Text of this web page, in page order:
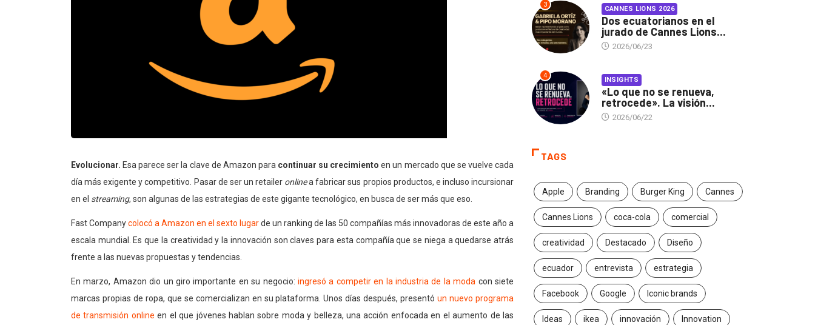
Evolucionar. Esa parece ser la clave de Amazon para continuar su crecimientoen un mercado que se vuelve cada
día más exigente y competitivo. Pasar de ser un retailer onlinea fabricar sus propios productos, e incluso incursionar
en el streaming, son algunas de las estrategias de este gigante tecnológico, en busca de ser más que eso.
Fast Companycolocó a Amazon en el sexto lugarde un ranking de las 50 compañías más innovadoras de este año a
escala mundial. Es que la creatividad y la innovación son claves para esta compañía que se niega a quedarse atrás
frente a las nuevas propuestas y tendencias.
En marzo, Amazon dio un giro importante en su negocio: ingresó a competir en la industria de la moda con siete
marcas propias de ropa, que se comercializan en su plataforma. Unos días después, presentóun nuevo programa
de transmisión online en el que jóvenes hablan sobre moda y belleza, una acción enfocada en el aumento de las
3 CANNES LIONS 2026
Dos ecuatorianos en el
jurado de Cannes Lions...
2026/06/23
4 INSIGHTS
«Lo que no se renueva,
retrocede». La visión...
2026/06/22
TAGS
Apple Branding Burger King Cannes
Cannes Lions coca-cola comercial
creatividad Destacado Diseño
ecuador entrevista estrategia
Facebook Google Iconic brands
Ideas ikea innovación Innovation